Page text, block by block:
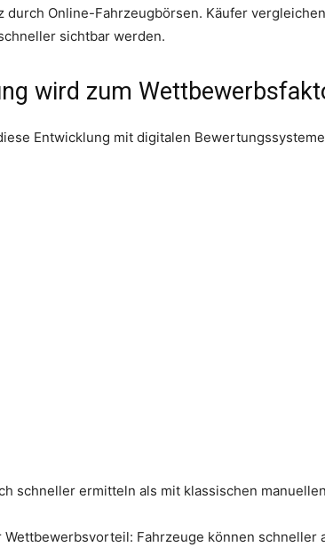
durch Online-Fahrzeugbörsen. Käufer
sichtbar werden.
wird zum
Entwicklung mit digitalen
schneller ermitteln als mit klassischen
Fahrzeuge können